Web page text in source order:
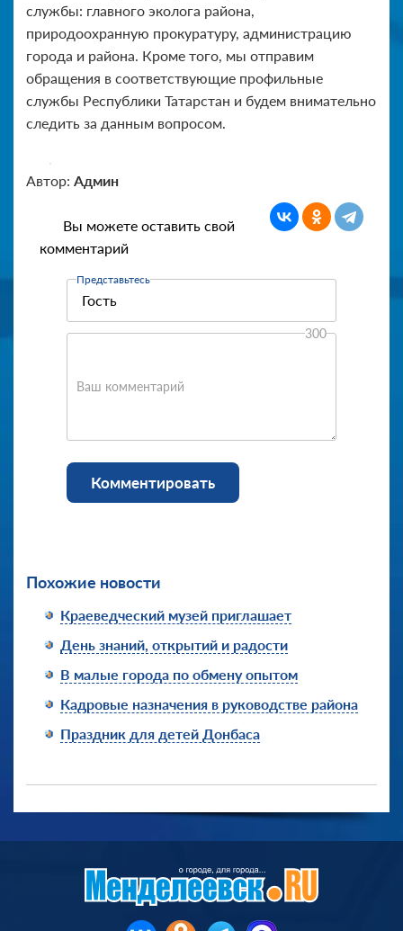
службы: главного эколога района,
природоохранную прокуратуру, администрацию
города и района. Кроме того, мы отправим
обращения в соответствующие профильные
службы Республики Татарстан и будем внимательно
следить за данным вопросом.
Автор: Админ
Вы можете оставить свой
комментарий
Представьтесь
Ваш комментарий
300
Комментировать
Похожие новости
Краеведческий музей приглашает
День знаний, открытий и радости
В малые города по обмену опытом
Кадровые назначения в руководстве района
Праздник для детей Донбаса